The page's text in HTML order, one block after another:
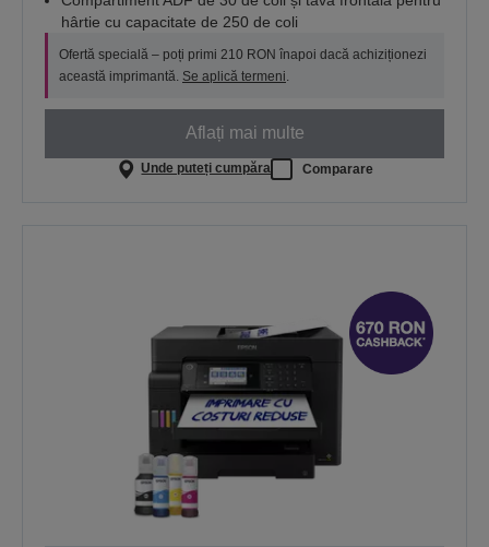
hârtie cu capacitate de 250 de coli
Ofertă specială – poți primi 210 RON înapoi dacă achiziționezi
această imprimantă. Se aplică termeni
Aflați mai multe
Unde puteți cumpăra Comparare